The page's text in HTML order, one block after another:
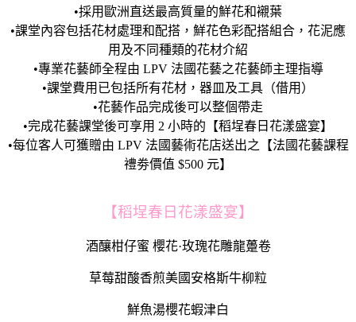
•採用歐洲直送最高質量的鮮花和襯葉
•課堂內容包括花材處理和配搭，鮮花色彩配搭組合，花泥應
用及不同種類的花材介紹
•專業花藝師全程由 LPV 法國花藝之花藝師主理指導
•課堂費用已包括所有花材，器皿及工具（借用）
•花藝作品完成後可以整個帶走
•完成花藝課堂後可享用 2 小時的【稻埕春日花漾盛宴】
•每位客人可獲贈由 LPV 法國藝術花店送出之【法國花藝課程
禮劵價值 $500 元】
【稻埕春日花漾盛宴】
酒釀柑仔蜜 櫻花·玫瑰花雕龍躉卷
草莓甜酸香煎美國安格斯牛柳粒
鮮魚湯櫻花蝦津白